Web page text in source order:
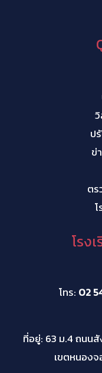
ป
ข่
ตร
โรง
โทร: 02
ที่อยู่: 63 ม.4 ถนน
เขตหนอง